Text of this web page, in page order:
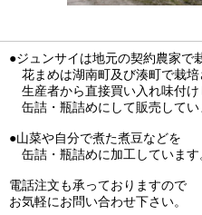
●ジュンサイは地元の契約農家で
花まめは湖南町及び湊町で栽培
生産者から直接買い入れ味付け
缶詰・瓶詰めにして販売してい
●山菜や自分で煮た煮豆などを
缶詰・瓶詰めに加工しています
電話注文も承っておりますので
お気軽にお問い合わせ下さい。